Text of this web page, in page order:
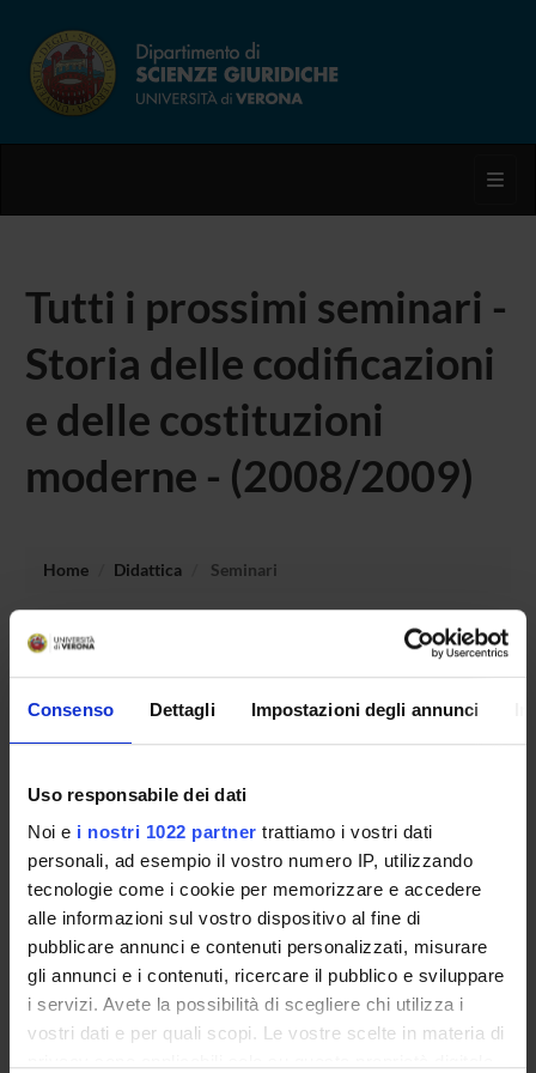
Consenso Dettagli Impostazioni degli annunci
Uso responsabile dei dati
Noi e i nostri 1022 partner trattiamo i vostri dati
personali, ad esempio il vostro numero IP, utilizzando
tecnologie come i cookie per memorizzare e accedere
alle informazioni sul vostro dispositivo al fine di
pubblicare annunci e contenuti personalizzati, misurare
gli annunci e i contenuti, ricercare il pubblico e sviluppare
i servizi. Avete la possibilità di scegliere chi utilizza i
vostri dati e per quali scopi. Le vostre scelte in materia di
Tutti i prossimi seminari -
Storia delle codificazioni
e delle costituzioni
moderne - (2008/2009)
Home Didattica Seminari
Non è stato trovato alcun seminario relativo
OFFERTA FORMATIVA
CORSI DI STUDIO
DOTTORATI DI RICERCA E FORMAZIONE
SUPERIORE
Persone
Luoghi